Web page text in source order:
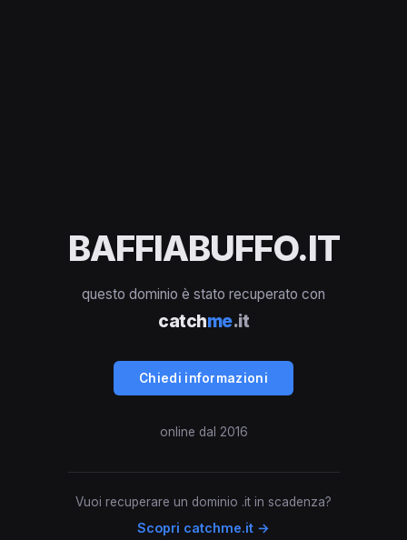
BAFFIABUFFO.IT
questo dominio è stato recuperato con
catchme.it
Chiedi informazioni
online dal 2016
Vuoi recuperare un dominio .it in scadenza?
Scopri catchme.it →